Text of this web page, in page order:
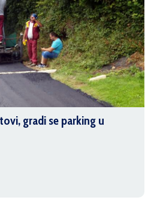
gradi se parking u